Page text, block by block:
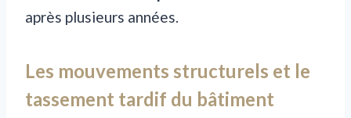
après plusieurs années.
Les mouvements structurels et le
tassement tardif du bâtiment